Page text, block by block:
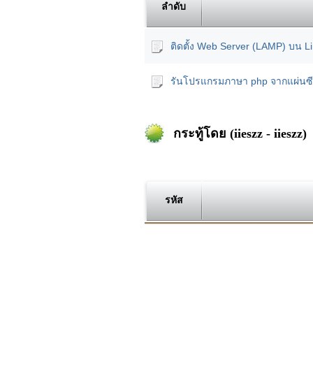
ลำดับ
ติดตั้ง Web Server (LAMP) บน
รันโปรแกรมภาษา php จากแผ่น
กระทู้โดย (iieszz - iieszz)
รหัส